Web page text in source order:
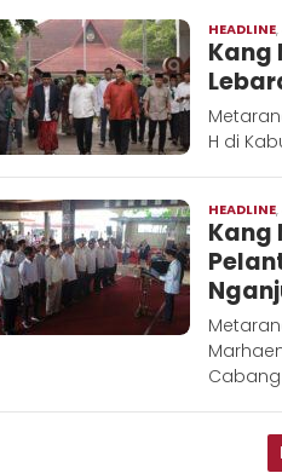
HEADLINE,
Kang
H di
HEADLINE,
Kang